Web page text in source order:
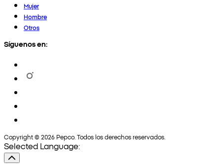
Mujer
Hombre
Otros
Síguenos en:
Copyright © 2026 Pepco. Todos los derechos reservados.
Selected Language: